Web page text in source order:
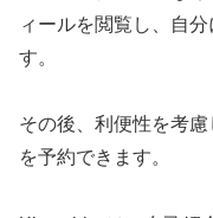
ィールを閲覧し、自
す。
その後、利便性を考
を予約できます。